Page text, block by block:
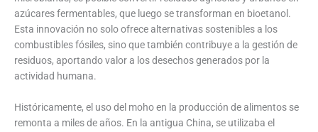
azúcares fermentables, que luego se transforman en bioetanol.
Esta innovación no solo ofrece alternativas sostenibles a los
combustibles fósiles, sino que también contribuye a la gestión de
residuos, aportando valor a los desechos generados por la
actividad humana.
Históricamente, el uso del moho en la producción de alimentos se
remonta a miles de años. En la antigua China, se utilizaba el